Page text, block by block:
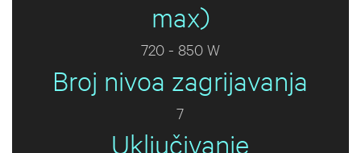
max)
720 - 850 W
Broj nivoa zagrijavanja
7
Uključivanje